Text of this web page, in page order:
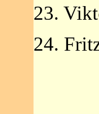
23.
24.